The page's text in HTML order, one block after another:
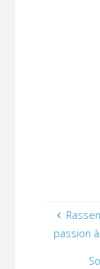
passion